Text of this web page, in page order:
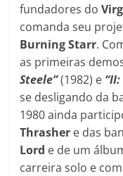
fundadores do
comanda seu
Burning Starr.
as primeiras
Steele”(1982) e
se desligando da
1980 ainda
Thrasher e das
Lord e de um
carreira solo e